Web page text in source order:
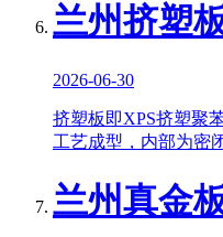
兰州挤塑
2026-06-30
挤塑板即XPS挤塑聚
工艺成型，内部为密
兰州真金